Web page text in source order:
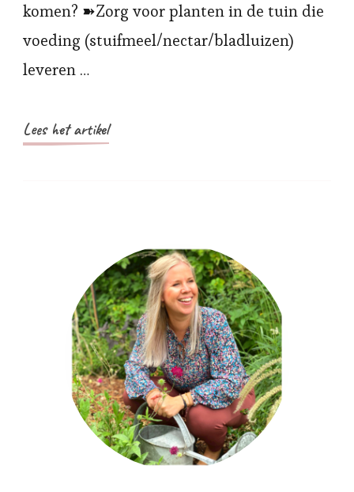
komen? ➽Zorg voor planten in de tuin die
voeding (stuifmeel/nectar/bladluizen)
leveren …
Lees het artikel